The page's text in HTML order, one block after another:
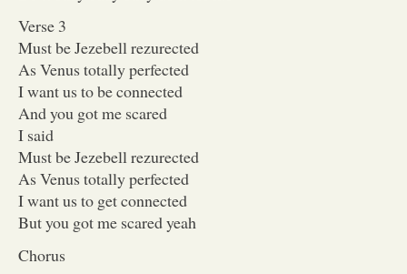
Verse 3
Must be Jezebell rezurected
As Venus totally perfected
I want us to be connected
And you got me scared
I said
Must be Jezebell rezurected
As Venus totally perfected
I want us to get connected
But you got me scared yeah
Chorus